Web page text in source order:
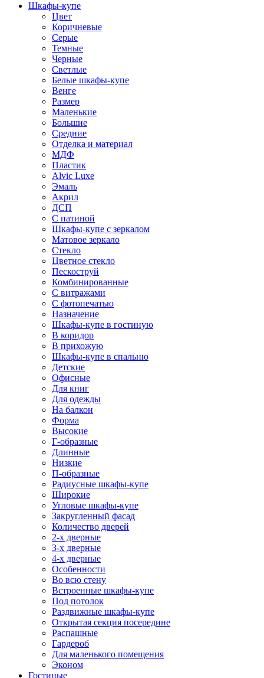
Шкафы-купе
Цвет
Коричневые
Серые
Темные
Черные
Светлые
Белые шкафы-купе
Венге
Размер
Маленькие
Большие
Средние
Отделка и материал
МДФ
Пластик
Alvic Luxe
Эмаль
Акрил
ДСП
С патиной
Шкафы-купе с зеркалом
Матовое зеркало
Стекло
Цветное стекло
Пескоструй
Комбинированные
С витражами
С фотопечатью
Назначение
Шкафы-купе в гостиную
В коридор
В прихожую
Шкафы-купе в спальню
Детские
Офисные
Для книг
Для одежды
На балкон
Форма
Высокие
Г-образные
Длинные
Низкие
П-образные
Радиусные шкафы-купе
Широкие
Угловые шкафы-купе
Закругленный фасад
Количество дверей
2-х дверные
3-х дверные
4-х дверные
Особенности
Во всю стену
Встроенные шкафы-купе
Под потолок
Раздвижные шкафы-купе
Открытая секция посередине
Распашные
Гардероб
Для маленького помещения
Эконом
Гостиные